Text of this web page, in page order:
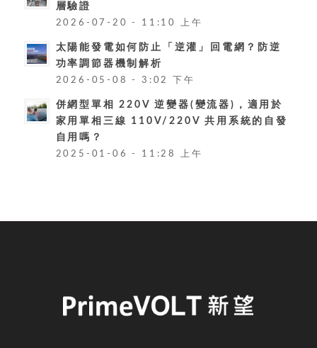
層驗證
2026-07-20 - 11:10 上午
太陽能發電如何防止「逆灌」回電網？防逆
功率調節器機制解析
2026-05-08 - 3:02 下午
併網型單相 220V 逆變器(變流器)，適用於
家用單相三線 110V/220V 共用系統的自發
自用嗎？
2025-01-06 - 11:28 上午